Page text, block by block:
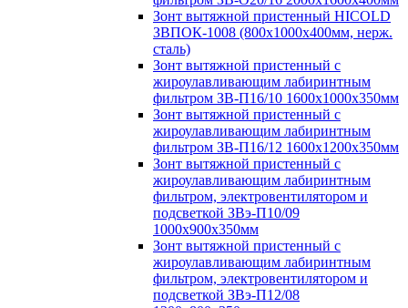
Зонт вытяжной пристенный HICOLD
ЗВПОК-1008 (800х1000х400мм, нерж.
сталь)
Зонт вытяжной пристенный с
жироулавливающим лабиринтным
фильтром ЗВ-П16/10 1600х1000х350мм
Зонт вытяжной пристенный с
жироулавливающим лабиринтным
фильтром ЗВ-П16/12 1600х1200х350мм
Зонт вытяжной пристенный с
жироулавливающим лабиринтным
фильтром, электровентилятором и
подсветкой ЗВэ-П10/09
1000х900х350мм
Зонт вытяжной пристенный с
жироулавливающим лабиринтным
фильтром, электровентилятором и
подсветкой ЗВэ-П12/08